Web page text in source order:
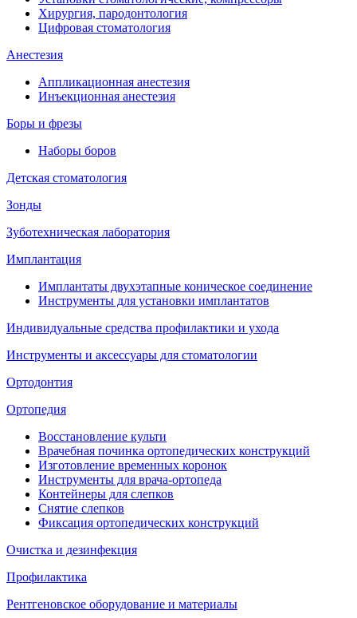
Хирургия, пародонтология
Цифровая стоматология
Анестезия
Аппликационная анестезия
Инъекционная анестезия
Боры и фрезы
Наборы боров
Детская стоматология
Зонды
Зуботехническая лаборатория
Имплантация
Имплантаты двухэтапные коническое соединение
Инструменты для установки имплантатов
Индивидуальные средства профилактики и ухода
Инструменты и аксессуары для стоматологии
Ортодонтия
Ортопедия
Восстановление культи
Врачебная починка ортопедических конструкций
Изготовление временных коронок
Инструменты для врача-ортопеда
Контейнеры для слепков
Снятие слепков
Фиксация ортопедических конструкций
Очистка и дезинфекция
Профилактика
Рентгеновское оборудование и материалы